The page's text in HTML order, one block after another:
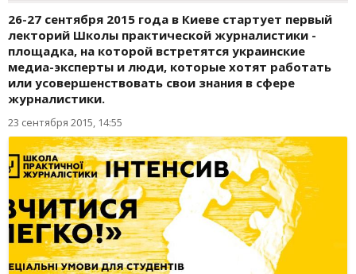
26-27 сентября 2015 года в Киеве стартует первый
лекторий Школы практической журналистики -
площадка, на которой встретятся украинские
медиа-эксперты и люди, которые хотят работать
или усовершенствовать свои знания в сфере
журналистики.
23 сентября 2015, 14:55